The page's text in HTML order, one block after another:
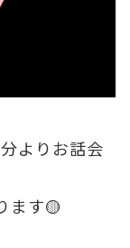
よりお話会
ます🟡